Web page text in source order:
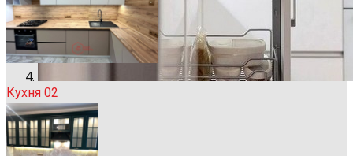
Кухня 02